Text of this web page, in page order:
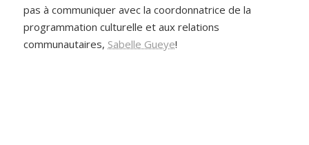
pas à communiquer avec la coordonnatrice de la
programmation culturelle et aux relations
communautaires, Sabelle Gueye!